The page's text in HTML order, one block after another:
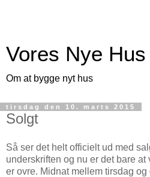
Vores Nye Hus
Om at bygge nyt hus
tirsdag den 10. marts 2015
Solgt
Så ser det helt officielt ud med
underskriften og nu er det bare
er ovre. Midnat mellem tirsdag